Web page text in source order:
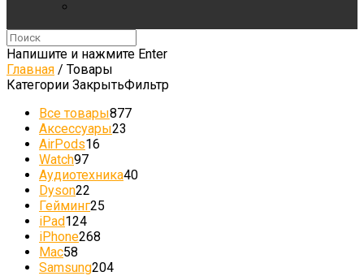
Напишите и нажмите Enter
Главная / Товары
Категории ЗакрытьФильтр
Все товары877
Аксессуары23
AirPods16
Watch97
Аудиотехника40
Dyson22
Гейминг25
iPad124
iPhone268
Mac58
Samsung204